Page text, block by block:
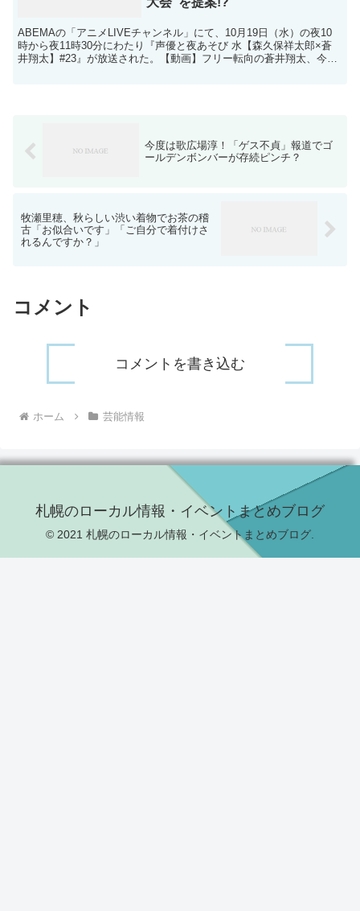
ABEMAの「アニメLIVEチャンネル」にて、10月19日（水）の夜10
時から夜11時30分にわたり『声優と夜あそび 水【森久保祥太郎×蒼
井翔太】#23』が放送された。【動画】フリー転向の蒼井翔太、今後
今度は歌広場淳！「ゲス不貞」報道でゴ
ールデンボンバーが存続ピンチ？
牧瀬里穂、秋らしい渋い着物でお茶の稽
古「お似合いです」「ご自分で着付けさ
れるんですか？」
コメント
コメントを書き込む
ホーム 芸能情報
札幌のローカル情報・イベントまとめブログ
© 2021 札幌のローカル情報・イベントまとめブログ.